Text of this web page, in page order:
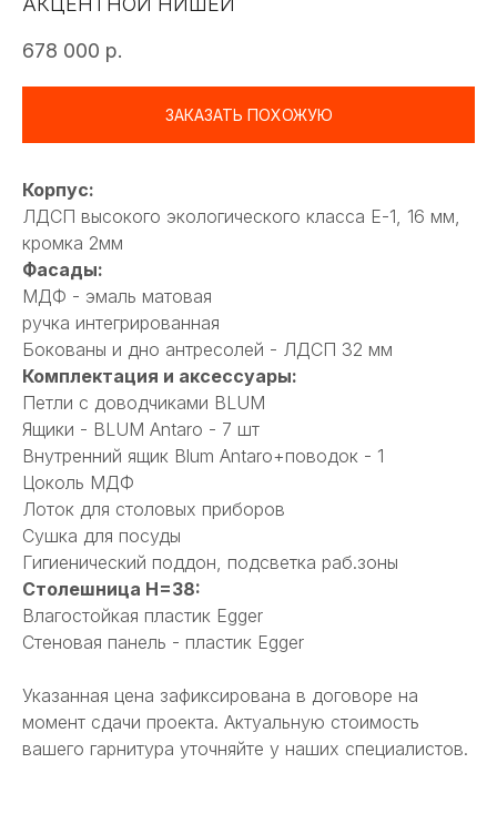
678 000 р.
ЗАКАЗАТЬ ПОХОЖУЮ
Корпус:
ЛДСП высокого экологического класса Е-1, 16 мм,
кромка 2мм
Фасады:
МДФ - эмаль матовая
ручка интегрированная
Бокованы и дно антресолей - ЛДСП 32 мм
Комплектация и аксессуары:
Петли с доводчиками BLUM
Ящики - BLUM Antaro - 7 шт
Внутренний ящик Blum Antaro+поводок - 1
Цоколь МДФ
Лоток для столовых приборов
Сушка для посуды
Гигиенический поддон, подсветка раб.зоны
Столешница Н=38:
Влагостойкая пластик Egger
Стеновая панель - пластик Egger
Указанная цена зафиксирована в договоре на
момент сдачи проекта. Актуальную стоимость
вашего гарнитура уточняйте у наших специалистов.